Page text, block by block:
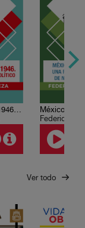
La elección de 1946. Un nuevo régimen político.
Federico
Ver todo